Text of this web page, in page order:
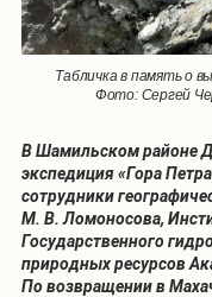
Табличка в память о
Фото: Сергей
В Шамильском районе
экспедиция «Гора
сотрудники
М. В. Ломоносова,
Государственного
природных ресурсов
По возвращении в